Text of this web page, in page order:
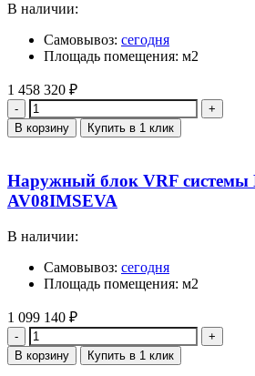
В наличии:
Самовывоз: сегодня
Площадь помещения: м2
1 458 320 ₽
Количество
В корзину Купить в 1 клик
Наружный блок VRF системы
AV08IMSEVA
В наличии:
Самовывоз: сегодня
Площадь помещения: м2
1 099 140 ₽
Количество
В корзину Купить в 1 клик